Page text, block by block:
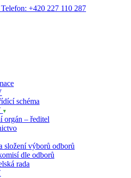
Telefon: +420 227 110 287
schéma
orgán – ředitel
složení výborů odborů
dle odborů
rada